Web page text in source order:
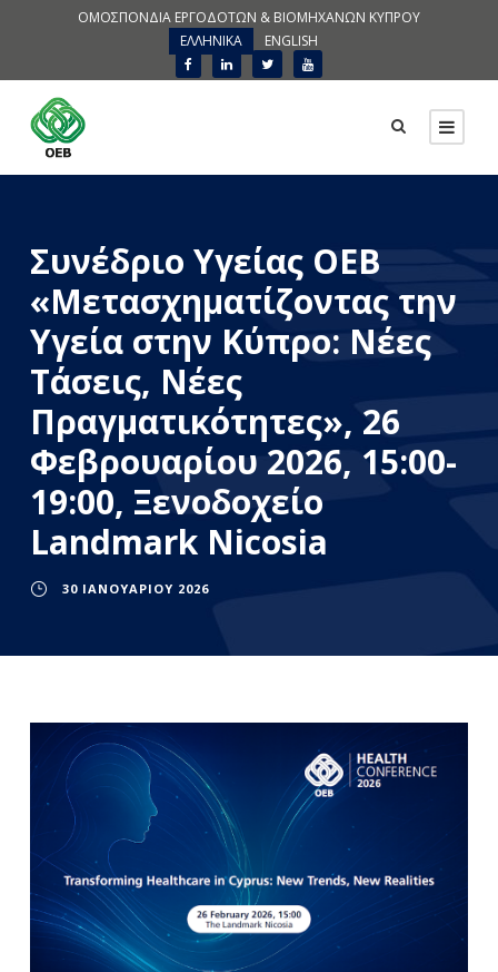
ΟΜΟΣΠΟΝΔΙΑ ΕΡΓΟΔΟΤΩΝ & ΒΙΟΜΗΧΑΝΩΝ ΚΥΠΡΟΥ
ΕΛΛΗΝΙΚΑ
ENGLISH
Συνέδριο Υγείας ΟΕΒ
«Μετασχηματίζοντας την
Υγεία στην Κύπρο: Νέες
Τάσεις, Νέες
Πραγματικότητες», 26
Φεβρουαρίου 2026, 15:00-
19:00, Ξενοδοχείο
Landmark Nicosia
30 ΙΑΝΟΥΑΡΊΟΥ 2026